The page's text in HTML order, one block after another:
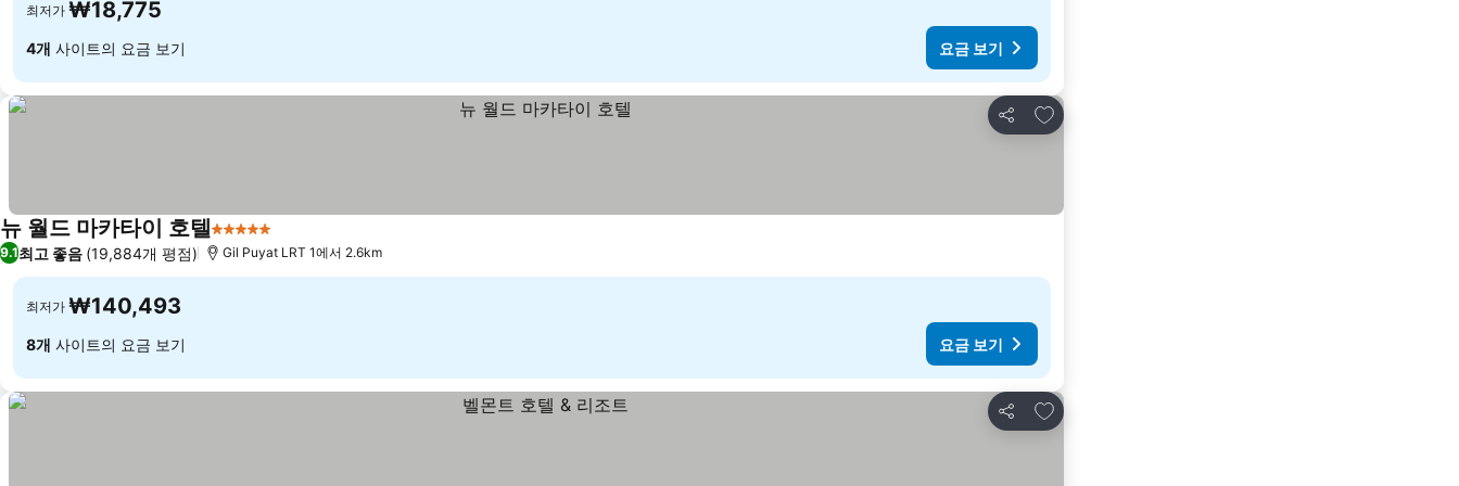
최저가 ₩18,775
4개 사이트의 요금 보기 요금 보기
공유
즐겨찾기에 추가
뉴 월드 마카타이 호텔5 성급
9.1최고 좋음 (19,884개 평점) Gil Puyat LRT 1에서 2.6km
최저가 ₩140,493
8개 사이트의 요금 보기 요금 보기
공유
즐겨찾기에 추가